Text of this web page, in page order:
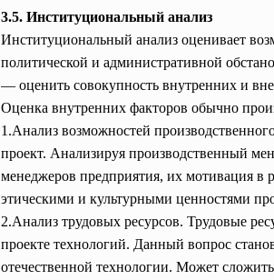
3.5. Институциональный анализ
Институциональный анализ оценивает
политической и административной
— оценить совокупность внутренних и
Оценка внутренних факторов обычно
1.Анализ возможностей
проект. Анализируя производственный
менеджеров предприятия, их мотивация в
этическими и культурными ценностями
2.Анализ трудовых ресурсов. Трудовые
проекте технологий. Данный вопрос
отечественной технологии. Может